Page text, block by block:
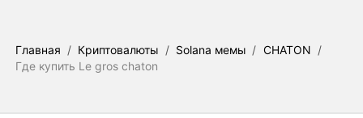
Главная / Криптовалюты / Solana мемы / CHATON /
Где купить Le gros chaton